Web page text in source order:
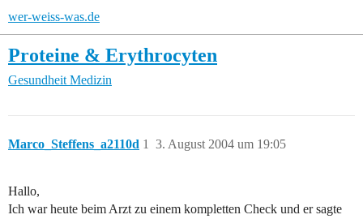
wer-weiss-was.de
Proteine & Erythrocyten
Gesundheit Medizin
Marco_Steffens_a2110d 3. August 2004 um 19:05
1
Hallo,
Ich war heute beim Arzt zu einem kompletten Check und er sagte